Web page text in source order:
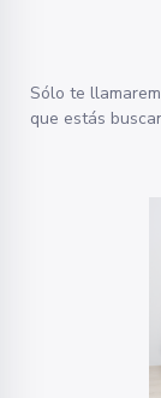
Sólo te
que estás